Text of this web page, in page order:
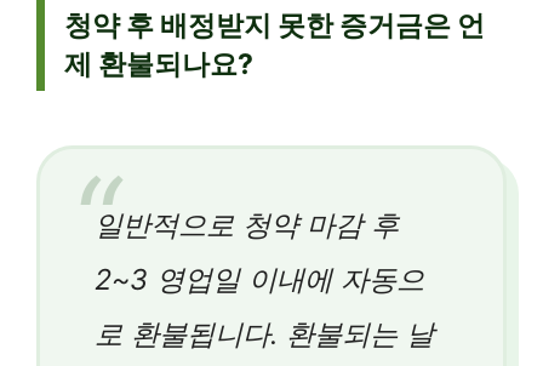
청약 후 배정받지 못한 증거금은 언
제 환불되나요?
일반적으로 청약 마감 후
2~3 영업일 이내에 자동으
로 환불됩니다. 환불되는 날